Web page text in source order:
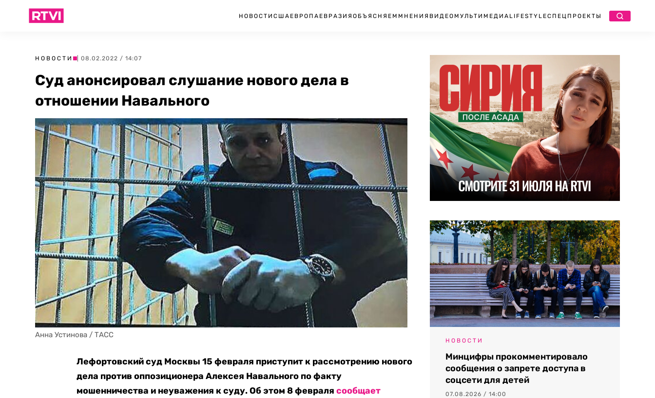
НОВОСТИ США ЕВРОПА ЕВРАЗИЯ ОБЪЯСНЯЕМ МНЕНИЯ ВИДЕО МУЛЬТИМЕДИА LIFESTYLEСПЕЦПРОЕКТЫ
НОВОСТИ | 08.02.2022 / 14:07
Суд анонсировал слушание нового дела в
отношении Навального
Анна Устинова / ТАСС
Лефортовский суд Москвы 15 февраля приступит к рассмотрению нового
дела против оппозиционера Алексея Навального по факту
мошенничества и неуважения к суду. Об этом 8 февралясообщает
НОВОСТИ
Минцифры прокомментировало
сообщения о запрете доступа в
соцсети для детей
07.08.2026 / 14:00